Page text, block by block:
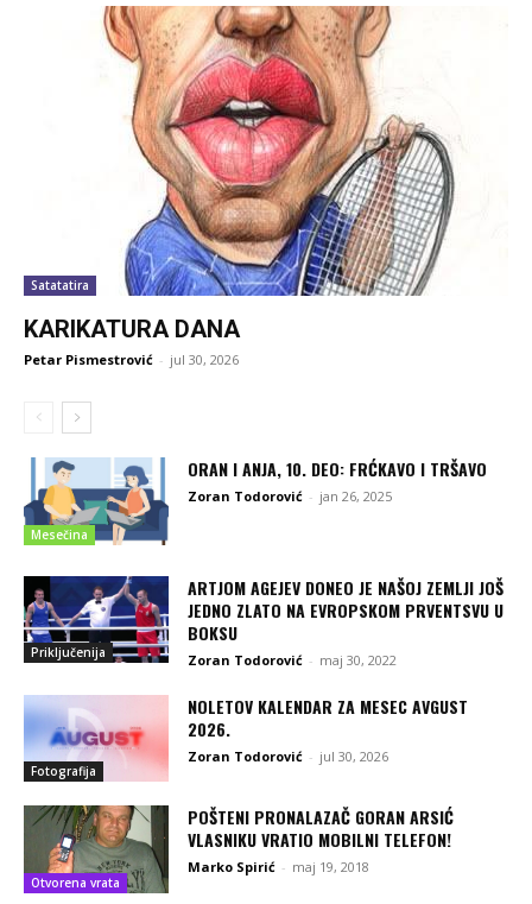
Satatatira
KARIKATURA DANA
Petar Pismestrović - jul 30, 2026
Mesečina
ORAN I ANJA, 10. DEO: FRĆKAVO I TRŠAVO
Zoran Todorović - jan 26, 2025
Priključenija
ARTJOM AGEJEV DONEO JE NAŠOJ ZEMLJI JOŠ
JEDNO ZLATO NA EVROPSKOM PRVENTSVU U
BOKSU
Zoran Todorović - maj 30, 2022
Fotografija
NOLETOV KALENDAR ZA MESEC AVGUST
2026.
Zoran Todorović - jul 30, 2026
Otvorena vrata
POŠTENI PRONALAZAČ GORAN ARSIĆ
VLASNIKU VRATIO MOBILNI TELEFON!
Marko Spirić - maj 19, 2018